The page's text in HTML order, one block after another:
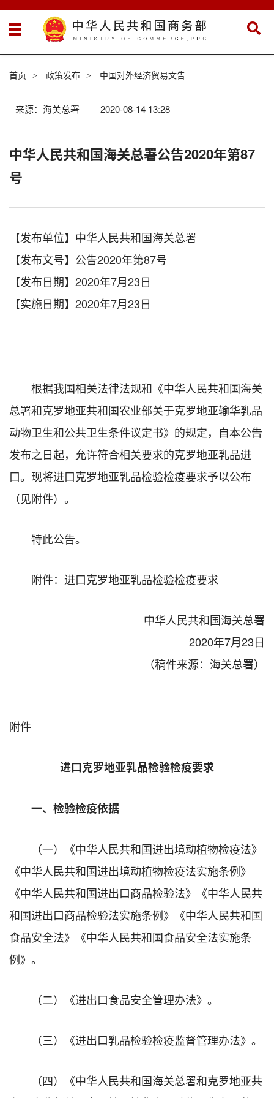
首页 > 政策发布 > 中国对外经济贸易文告
来源：海关总署 2020-08-14 13:28
中华人民共和国海关总署公告2020年第87
号
【发布单位】中华人民共和国海关总署
【发布文号】公告2020年第87号
【发布日期】2020年7月23日
【实施日期】2020年7月23日
根据我国相关法律法规和《中华人民共和国海关
总署和克罗地亚共和国农业部关于克罗地亚输华乳品
动物卫生和公共卫生条件议定书》的规定，自本公告
发布之日起，允许符合相关要求的克罗地亚乳品进
口。现将进口克罗地亚乳品检验检疫要求予以公布
（见附件）。
特此公告。
附件：进口克罗地亚乳品检验检疫要求
中华人民共和国海关总署
2020年7月23日
（稿件来源：海关总署）
附件
进口克罗地亚乳品检验检疫要求
一、检验检疫依据
（一）《中华人民共和国进出境动植物检疫法》
《中华人民共和国进出境动植物检疫法实施条例》
《中华人民共和国进出口商品检验法》《中华人民共
和国进出口商品检验法实施条例》《中华人民共和国
食品安全法》《中华人民共和国食品安全法实施条
例》。
（二）《进出口食品安全管理办法》。
（三）《进出口乳品检验检疫监督管理办法》。
（四）《中华人民共和国海关总署和克罗地亚共